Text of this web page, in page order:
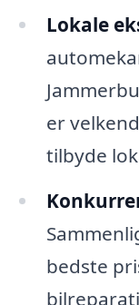
Lokale
er
tilbyde
bedste